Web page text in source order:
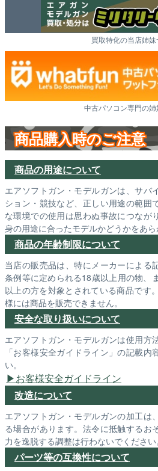
買取特化の当店姉妹
中古パソコン専門の姉
商品購入時のご注意
商品の用途について
エアソフトガン・モデルガンは、サバ
ション・競技など、正しい用途の範囲
な環境での使用は思わぬ事故につなが
身の用途に合ったモデルかどうかをあら
商品の年齢制限について
当店の販売品は、特にメーカーによる
条例等に定められる18歳以上用の物、
以上の方を対象とされている商品です
様には商品を販売できません。
安全な取り扱いについて
エアソフトガン・モデルガンは使用方
「お客様安全ガイドライン」の記載内
い。
お客様安全ガイドライン
改造について
エアソフトガン・モデルガンの加工は
る場合があります。法令に抵触するお
力を逸脱する調整は行わないでください
パーツ等の互換性について